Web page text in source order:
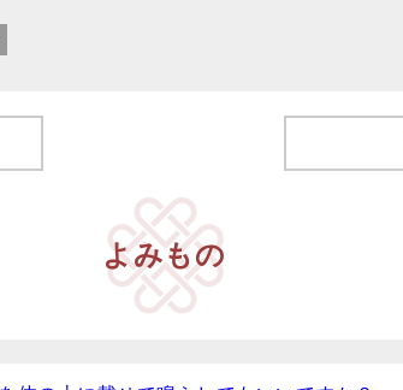
よみもの